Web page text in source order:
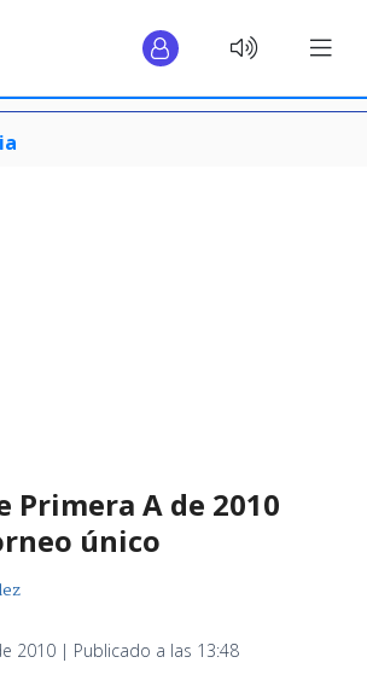
Primera A de 2010
único
2010 | Publicado a las 13:48